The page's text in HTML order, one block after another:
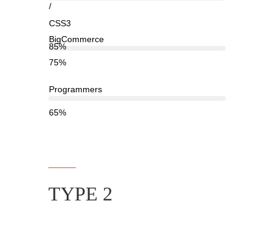
/
CSS3
85%
BigCommerce
75%
Programmers
65%
TYPE 2